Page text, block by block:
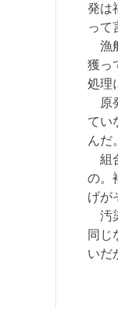
発は
って
漁
獲っ
処理
原
てい
んだ
組
の。
げが
汚
同じ
いだ